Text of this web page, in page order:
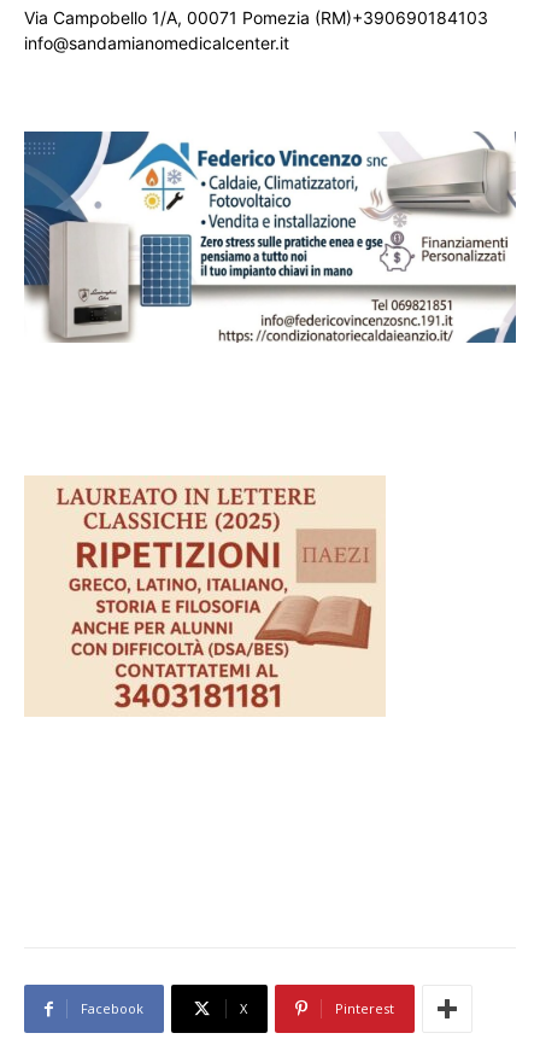
Via Campobello 1/A, 00071 Pomezia (RM)+390690184103
info@sandamianomedicalcenter.it
Facebook X Pinterest